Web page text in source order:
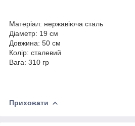
Матеріал: нержавіюча сталь
Діаметр: 19 см
Довжина: 50 см
Колір: сталевий
Вага: 310 гр
Приховати